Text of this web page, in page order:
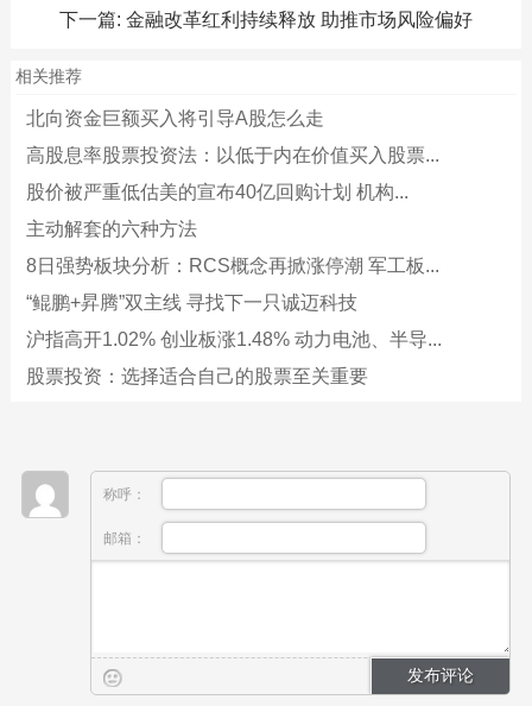
下一篇: 金融改革红利持续释放 助推市场风险偏好
相关推荐
北向资金巨额买入将引导A股怎么走
高股息率股票投资法：以低于内在价值买入股票...
股价被严重低估美的宣布40亿回购计划 机构...
主动解套的六种方法
8日强势板块分析：RCS概念再掀涨停潮 军工板...
“鲲鹏+昇腾”双主线 寻找下一只诚迈科技
沪指高开1.02% 创业板涨1.48% 动力电池、半导...
股票投资：选择适合自己的股票至关重要
称呼：
邮箱：